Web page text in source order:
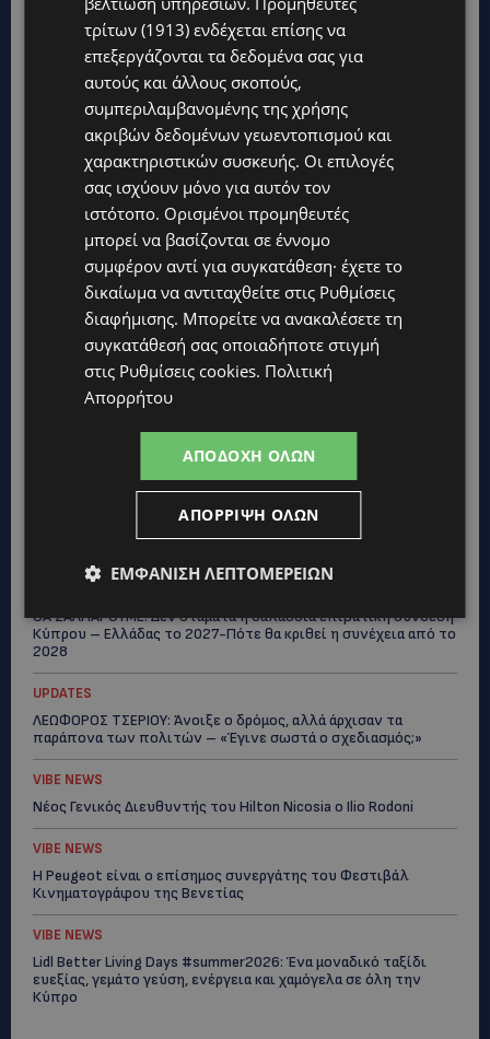
Topics
VIBE NEWS
Η Arla Protein συνεχίζει να καινοτομεί με το Arla Protein Food
Αστυνομία ξεκαθαρίζει πώς άρχισε η έρευνα
ΘΑ ΣΑΛΠΑΡΟΥΜΕ: Δεν σταματά η θαλάσσια επιβατική σύνδεση
Κύπρου – Ελλάδας το 2027-Πότε θα κριθεί η συνέχεια από το
2028
UPDATES
ΛΕΩΦΟΡΟΣ ΤΣΕΡΙΟΥ: Άνοιξε ο δρόμος, αλλά άρχισαν τα
παράπονα των πολιτών – «Έγινε σωστά ο σχεδιασμός;»
VIBE NEWS
Νέος Γενικός Διευθυντής του Hilton Nicosia ο Ilio Rodoni
VIBE NEWS
Η Peugeot είναι ο επίσημος συνεργάτης του Φεστιβάλ
Κινηματογράφου της Βενετίας
VIBE NEWS
Lidl Better Living Days #summer2026: Ένα μοναδικό ταξίδι
ευεξίας, γεμάτο γεύση, ενέργεια και χαμόγελα σε όλη την
Κύπρο
τρίτων (1913) ενδέχεται επίσης να
επεξεργάζονται τα δεδομένα σας για
αυτούς και άλλους σκοπούς,
συμπεριλαμβανομένης της χρήσης
ακριβών δεδομένων γεωεντοπισμού και
χαρακτηριστικών συσκευής. Οι επιλογές
σας ισχύουν μόνο για αυτόν τον
ιστότοπο. Ορισμένοι προμηθευτές
μπορεί να βασίζονται σε έννομο
συμφέρον αντί για συγκατάθεση· έχετε το
δικαίωμα να αντιταχθείτε στις Ρυθμίσεις
διαφήμισης. Μπορείτε να ανακαλέσετε τη
συγκατάθεσή σας οποιαδήποτε στιγμή
στις Ρυθμίσεις cookies. Πολιτική
Απορρήτου
ΑΠΟΔΟΧΉ ΌΛΩΝ
ΑΠΌΡΡΙΨΗ ΌΛΩΝ
ΕΜΦΆΝΙΣΗ ΛΕΠΤΟΜΕΡΕΙΏΝ